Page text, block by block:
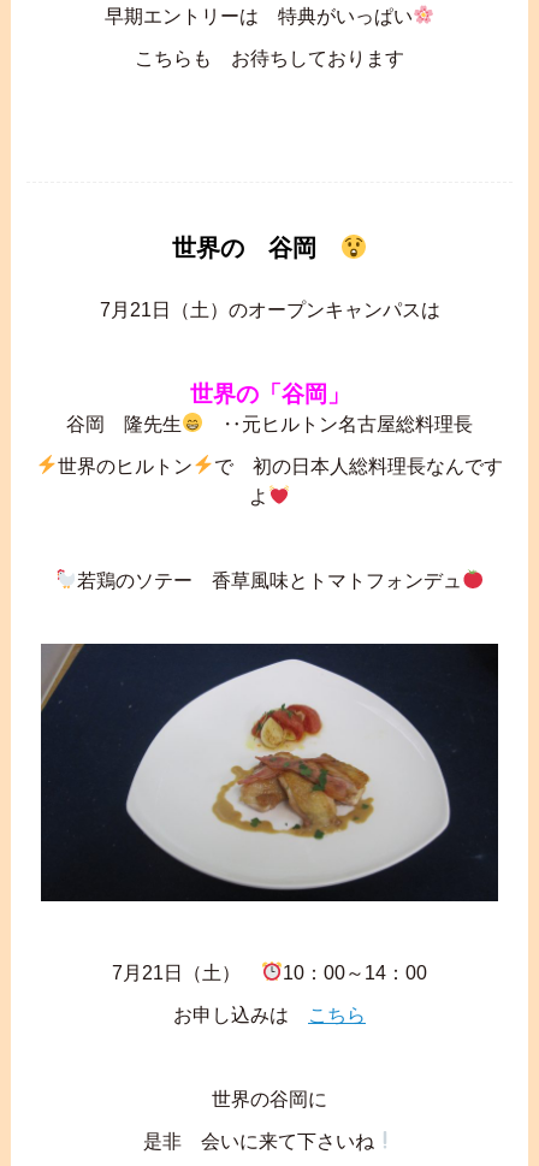
早期エントリーは 特典がいっぱい
こちらも お待ちしております
世界の 谷岡
7月21日（土）のオープンキャンパスは
世界の「谷岡」
谷岡 隆先生 ‥元ヒルトン名古屋総料理長
世界のヒルトン
で 初の日本人総料理長なんです
よ
若鶏のソテー 香草風味とトマトフォンデュ
7月21日（土） 10：00～14：00
お申し込みは こちら
世界の谷岡に
是非 会いに来て下さいね